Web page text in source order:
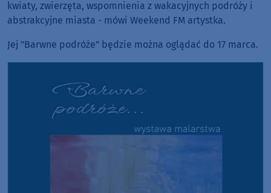
kwiaty, zwierzęta, wspomnienia z wakacyjnych podróży i
abstrakcyjne miasta - mówi Weekend FM artystka.
Jej "Barwne podróże" będzie można oglądać do 17 marca.